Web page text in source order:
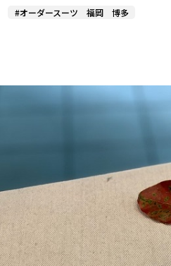
#オーダースーツ 福岡 博多